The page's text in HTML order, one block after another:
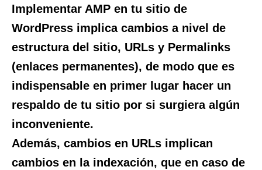
Implementar AMP en tu sitio de
WordPress implica cambios a nivel de
estructura del sitio, URLs y Permalinks
(enlaces permanentes), de modo que es
indispensable en primer lugar hacer un
respaldo de tu sitio por si surgiera algún
inconveniente.
Además, cambios en URLs implican
cambios en la indexación, que en caso de